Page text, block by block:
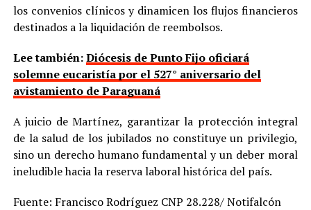
los convenios clínicos y dinamicen los flujos financieros
destinados a la liquidación de reembolsos.
Lee también:Diócesis de Punto Fijo oficiará
solemne eucaristía por el 527° aniversario del
avistamiento de Paraguaná
A juicio de Martínez, garantizar la protección integral
de la salud de los jubilados no constituye un privilegio,
sino un derecho humano fundamental y un deber moral
ineludible hacia la reserva laboral histórica del país.
Fuente: Francisco Rodríguez CNP 28.228/ Notifalcón